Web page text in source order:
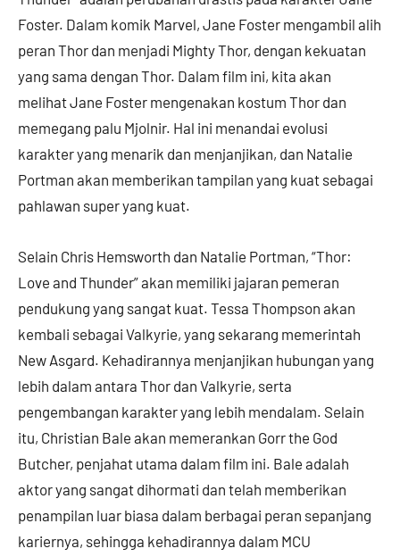
Foster. Dalam komik Marvel, Jane Foster mengambil alih
peran Thor dan menjadi Mighty Thor, dengan kekuatan
yang sama dengan Thor. Dalam film ini, kita akan
melihat Jane Foster mengenakan kostum Thor dan
memegang palu Mjolnir. Hal ini menandai evolusi
karakter yang menarik dan menjanjikan, dan Natalie
Portman akan memberikan tampilan yang kuat sebagai
pahlawan super yang kuat.
Selain Chris Hemsworth dan Natalie Portman, “Thor:
Love and Thunder” akan memiliki jajaran pemeran
pendukung yang sangat kuat. Tessa Thompson akan
kembali sebagai Valkyrie, yang sekarang memerintah
New Asgard. Kehadirannya menjanjikan hubungan yang
lebih dalam antara Thor dan Valkyrie, serta
pengembangan karakter yang lebih mendalam. Selain
itu, Christian Bale akan memerankan Gorr the God
Butcher, penjahat utama dalam film ini. Bale adalah
aktor yang sangat dihormati dan telah memberikan
penampilan luar biasa dalam berbagai peran sepanjang
kariernya, sehingga kehadirannya dalam MCU